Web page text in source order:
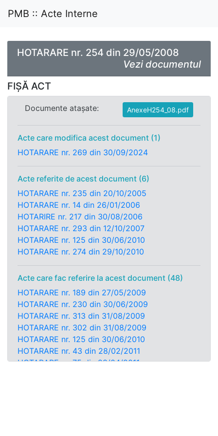
PMB :: Acte Interne
HOTARARE nr. 254 din 29/05/2008
Vezi documentul
FIȘĂ ACT
Documente atașate: AnexeH254_08.pdf
Acte care modifica acest document (1)
HOTARARE nr. 269 din 30/09/2024
Acte referite de acest document (6)
HOTARARE nr. 235 din 20/10/2005
HOTARARE nr. 14 din 26/01/2006
HOTARIRE nr. 217 din 30/08/2006
HOTARARE nr. 293 din 12/10/2007
HOTARARE nr. 125 din 30/06/2010
HOTARARE nr. 274 din 29/10/2010
Acte care fac referire la acest document (48)
HOTARARE nr. 189 din 27/05/2009
HOTARARE nr. 230 din 30/06/2009
HOTARARE nr. 313 din 31/08/2009
HOTARARE nr. 302 din 31/08/2009
HOTARARE nr. 125 din 30/06/2010
HOTARARE nr. 43 din 28/02/2011
HOTARARE nr. 75 din 28/04/2011